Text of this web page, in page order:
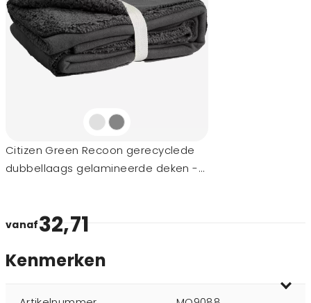
Citizen Green Recoon gerecyclede
dubbellaags gelamineerde deken -
vanaf32,71
Kenmerken